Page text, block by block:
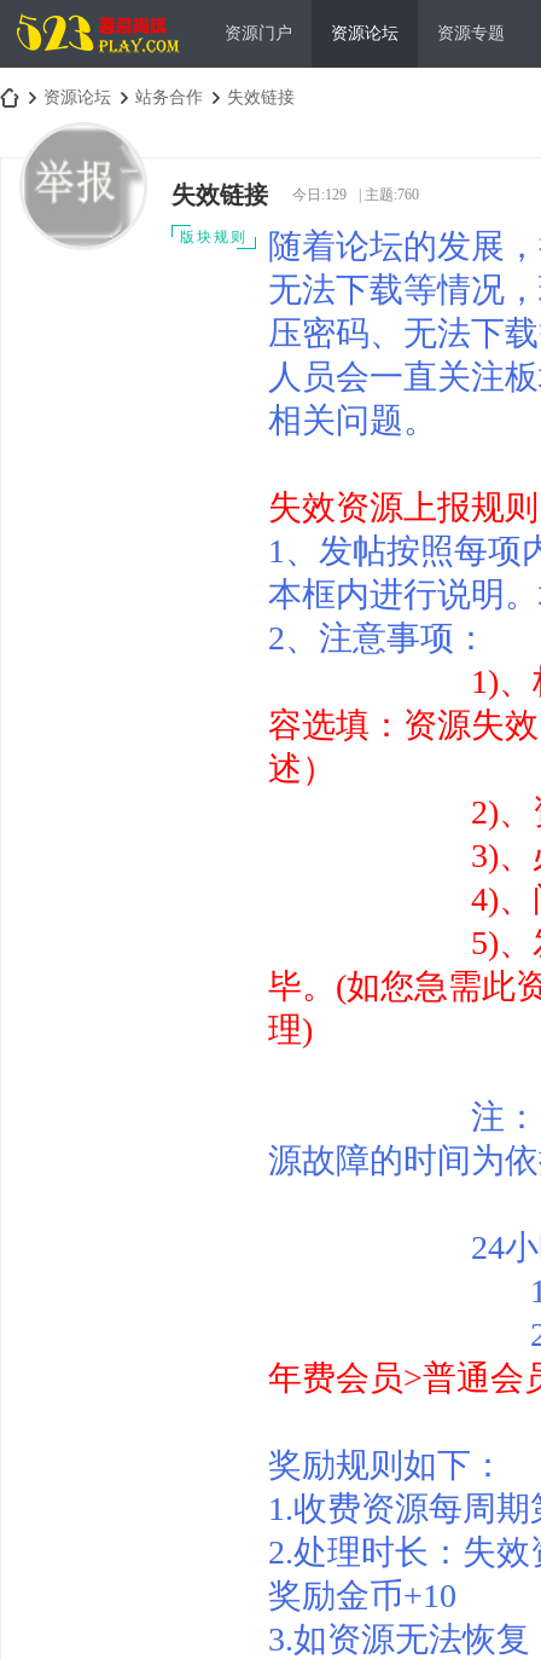
资源门户 资源论坛 资源专题
»
资源论坛
›
站务合作
›
失效链接
失效链接 今日:129 主题:760
版块规则
随着论坛的发展
无法下载等情况
压密码、无法下
人员会一直关注
相关问题。
失效资源上报规
1、发帖按照每项
本框内进行说明
2、注意事项：
1)、标题
容选填：资源失
述）
2)、资源
3)、必须填
4)、问题资
5)、发帖后
毕。(如您急需此
理)
注：资源修
源故障的时间为
24小时内上
1)、遵循
2)、上报
年费会员>普通会
奖励规则如下：
1.收费资源每周
2.处理时长：失
奖励金币+10
3.如资源无法恢